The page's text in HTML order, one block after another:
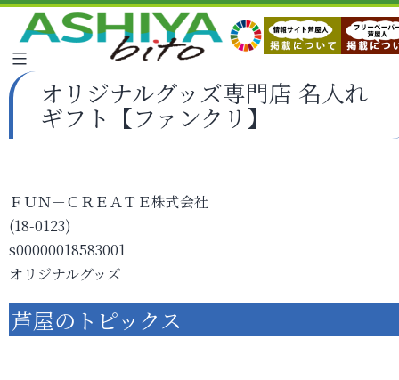
オリジナルグッズ専門店 名入れ
ギフト【ファンクリ】
ＦＵＮ－ＣＲＥＡＴＥ株式会社
(18-0123)
s00000018583001
オリジナルグッズ
芦屋のトピックス